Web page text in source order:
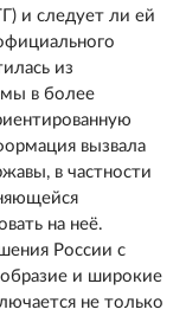
и следует ли ей
из
в более
вызвала
в частности
на неё.
России с
и широкие
не только